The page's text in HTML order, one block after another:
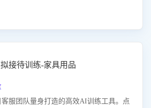
接待训练-家具用品
服团队量身打造的高效AI训练工具。点